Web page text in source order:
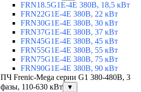
FRN18.5G1E-4E 380В, 18,5 кВт
FRN22G1E-4E 380В, 22 кВт
FRN30G1E-4E 380В, 30 кВт
FRN37G1E-4E 380В, 37 кВт
FRN45G1E-4E 380В, 45 кВт
FRN55G1E-4E 380В, 55 кВт
FRN75G1E-4E 380В, 75 кВт
FRN90G1E-4E 380В, 90 кВт
ПЧ Frenic-Mega серии G1 380-480В, 3
фазы, 110-630 кВт
▼